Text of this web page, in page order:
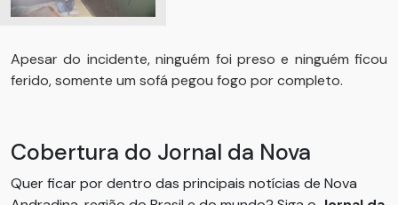
Apesar do incidente, ninguém foi preso e ninguém ficou
ferido, somente um sofá pegou fogo por completo.
Cobertura do Jornal da Nova
Quer ficar por dentro das principais notícias de Nova